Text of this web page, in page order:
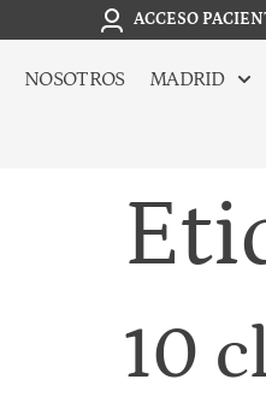
ACCESO
NOSOTROS MADRID
10